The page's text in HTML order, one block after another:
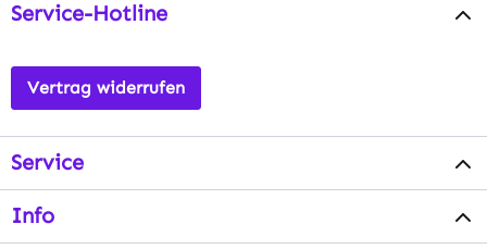
Service-Hotline
Vertrag widerrufen
Service
Info